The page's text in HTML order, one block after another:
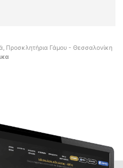
Προσκλητήρια Γάμου - Θεσσαλονίκη